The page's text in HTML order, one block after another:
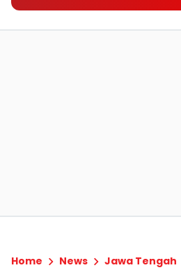
Home News Jawa Tengah